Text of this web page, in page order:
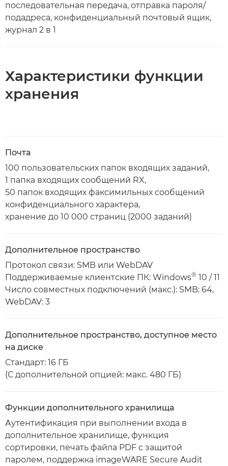
последовательная передача, отправка пароля/
подадреса, конфиденциальный почтовый ящик,
журнал 2 в 1
Характеристики функции
хранения
Почта
100 пользовательских папок входящих заданий,
1 папка входящих сообщений RX,
50 папок входящих факсимильных сообщений
конфиденциального характера,
хранение до 10 000 страниц (2000 заданий)
Дополнительное пространство
Протокол связи: SMB или WebDAV
Поддерживаемые клиентские ПК: Windows® 10 / 11
Число совместных подключений (макс.): SMB: 64,
WebDAV: 3
Дополнительное пространство, доступное место
на диске
Стандарт: 16 ГБ
(С дополнительной опцией: макс. 480 ГБ)
Функции дополнительного хранилища
Аутентификация при выполнении входа в
дополнительное хранилище, функция
сортировки, печать файла PDF с защитой
паролем, поддержка imageWARE Secure Audit